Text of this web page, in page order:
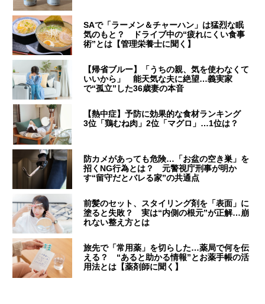
SAで「ラーメン＆チャーハン」は猛烈な眠
気のもと？ ドライブ中の“疲れにくい食事
術”とは【管理栄養士に聞く】
【帰省ブルー】「うちの親、気を使わなくて
いいから」 能天気な夫に絶望…義実家
で“孤立”した36歳妻の本音
【熱中症】予防に効果的な食材ランキング
3位「鶏むね肉」2位「マグロ」…1位は？
防カメがあっても危険…「お盆の空き巣」を
招くNG行為とは？ 元警視庁刑事が明か
す“留守だとバレる家”の共通点
前髪のセット、スタイリング剤を「表面」に
塗ると失敗？ 実は“内側の根元”が正解…崩
れない整え方とは
旅先で「常用薬」を切らした…薬局で何を伝
える？ “あると助かる情報”とお薬手帳の活
用法とは【薬剤師に聞く】